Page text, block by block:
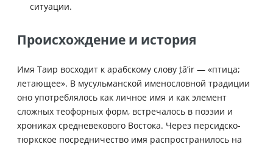
ситуации.
Происхождение и история
Имя Таир восходит к арабскому слову ṭā’ir — «птица;
летающее». В мусульманской именословной традиции
оно употреблялось как личное имя и как элемент
сложных теофорных форм, встречалось в поэзии и
хрониках средневекового Востока. Через персидско-
тюркское посредничество имя распространилось на